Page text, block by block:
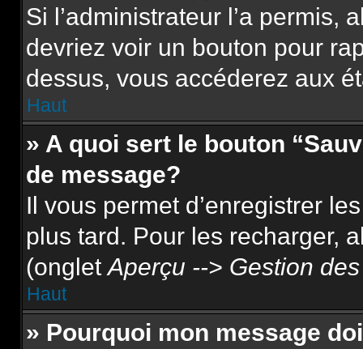
Si l’administrateur l’a permis,
devriez voir un bouton pour
dessus, vous accéderez aux
Haut
» A quoi sert le bouton
de message?
Il vous permet d’enregistrer
plus tard. Pour les recharger,
(ongletAperçu --> Gestion
Haut
» Pourquoi mon message